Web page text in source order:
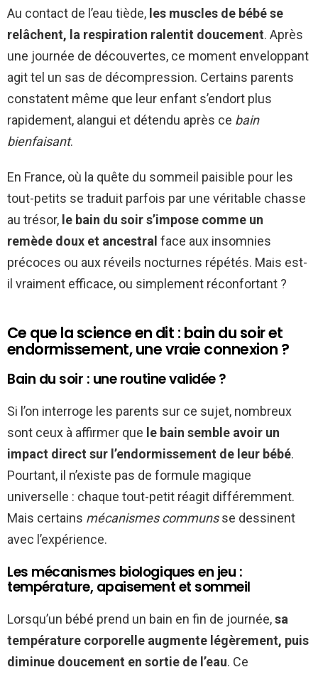
Au contact de l’eau tiède, les muscles de bébé se
relâchent, la respiration ralentit doucement. Après
une journée de découvertes, ce moment enveloppant
agit tel un sas de décompression. Certains parents
constatent même que leur enfant s’endort plus
rapidement, alangui et détendu après ce bain
bienfaisant.
En France, où la quête du sommeil paisible pour les
tout-petits se traduit parfois par une véritable chasse
au trésor, le bain du soir s’impose comme un
remède doux et ancestral face aux insomnies
précoces ou aux réveils nocturnes répétés. Mais est-
il vraiment efficace, ou simplement réconfortant ?
Ce que la science en dit : bain du soir et
endormissement, une vraie connexion ?
Bain du soir : une routine validée ?
Si l’on interroge les parents sur ce sujet, nombreux
sont ceux à affirmer que le bain semble avoir un
impact direct sur l’endormissement de leur bébé.
Pourtant, il n’existe pas de formule magique
universelle : chaque tout-petit réagit différemment.
Mais certains mécanismes communsse dessinent
avec l’expérience.
Les mécanismes biologiques en jeu :
température, apaisement et sommeil
Lorsqu’un bébé prend un bain en fin de journée,sa
température corporelle augmente légèrement, puis
diminue doucement en sortie de l’eau. Ce